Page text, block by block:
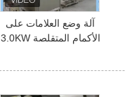
آلة وضع العلامات على
الأكمام المتقلصة 3.0KW